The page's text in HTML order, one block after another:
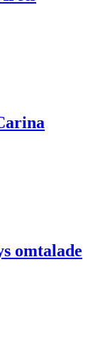
omtalade